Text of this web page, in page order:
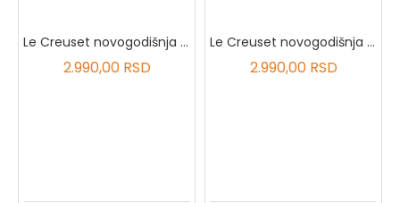
Le Creuset novogodišnja keramička šolja crvena 12.3 cm 0.35L
2.990,00 RSD
Le Creuset novogodišnja keramička šolja bela 12.3 cm 0.35L
2.990,00 RSD